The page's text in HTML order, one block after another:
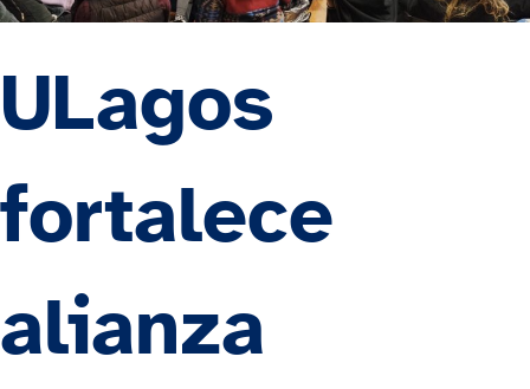
ULagos
fortalece
alianza